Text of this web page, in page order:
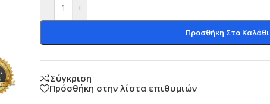
- +
Προσθήκη Στο Καλάθι
Σύγκριση
Πρόσθήκη στην λίστα επιθυμιών